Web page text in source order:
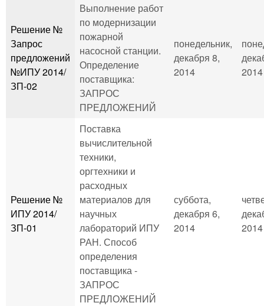
Решение №
Запрос
предложений
№ИПУ 2014/
ЗП-02
Выполнение работ
по модернизации
пожарной
насосной станции.
Определение
поставщика:
ЗАПРОС
ПРЕДЛОЖЕНИЙ
понедельник,
декабря 8,
2014
Решение №
ИПУ 2014/
ЗП-01
Поставка
вычислительной
техники,
оргтехники и
расходных
материалов для
научных
лабораторий ИПУ
РАН. Способ
определения
поставщика -
ЗАПРОС
ПРЕДЛОЖЕНИЙ
суббота,
декабря 6,
2014